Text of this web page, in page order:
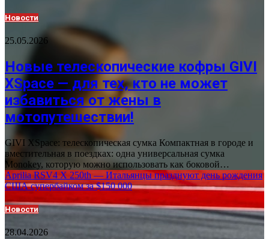
Новости
25.05.2026
Новые телескопические кофры GIVI
XSpace — для тех, кто не может
избавиться от жены в
мотопутешествии!
GIVI XSpace: телескопическая сумка Компактная в городе и
вместительная в поездках: одна универсальная сумка
Monokey, которую можно использовать как боковой…
Aprilia RSV4 X 250th — Итальянцы празднуют день рождения
США супербайком за $150 000
Новости
28.04.2026